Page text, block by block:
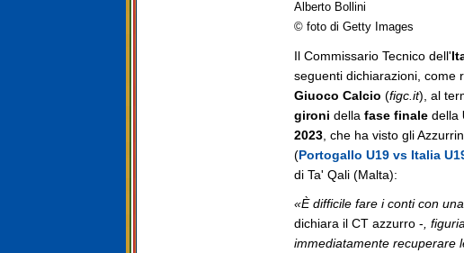
Alberto Bollini
© foto di Getty Images
Il Commissario Tecnico dell'
seguenti dichiarazioni, come
Giuoco Calcio (figc.it), al
gironi della fase finale della
2023 , che ha visto gli
(Portogallo U19 vs Italia
di Ta' Qali (Malta):
«È difficile fare i conti con
dichiara il CT azzurro - ,
immediatamente recuperare